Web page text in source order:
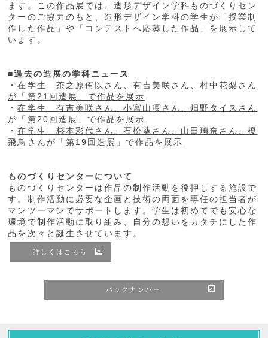
ます。この作品展では、造形デザイン学科ものづくりセン
ターのご協力のもと、造形デザイン学科の学生が「授業制
作した作品」や「コンテストへ応募した作品」を展示して
います。
■過去の造展の学科ニュース
・在学生 茶之原侑以さん、有吉美咲さん、村中花梨さん
が「第21回造展」で作品を展示
・在学生 有吉美咲さん、小宮山凜さん、畑野タイスさん
が「第20回造展」で作品を展示
・在学生 杉本彩代さん、石松葵さん、山田璃奈さん、榎
飛鳥さんが「第19回造展」で作品を展示
ものづくりセンターについて
ものづくりセンターは作品の制作活動を後押しする施設で
す。制作活動に必要な企画と技術の両面を専任の担当者が
マンツーマンでサポートします。学生は初めてでも安心な
環境で制作活動に取り組み、自分の想いをカタチにした作
品を次々と誕生させています。
詳しくはこちら
バックナンバー